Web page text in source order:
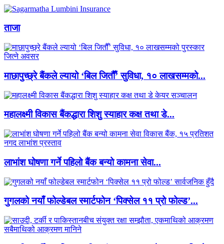
ताजा
माछापुच्छ्रे बैंकले ल्यायो ‘बिल जितौँ’ सुविधा, १० लाखसम्मको...
महालक्ष्मी विकास बैंकद्धारा शिशु स्याहार कक्ष तथा डे...
लाभांश घोषणा गर्ने पहिलो बैंक बन्यो कामना सेवा...
गुगलको नयाँ फोल्डेबल स्मार्टफोन ‘पिक्सेल ११ प्रो फोल्ड’...